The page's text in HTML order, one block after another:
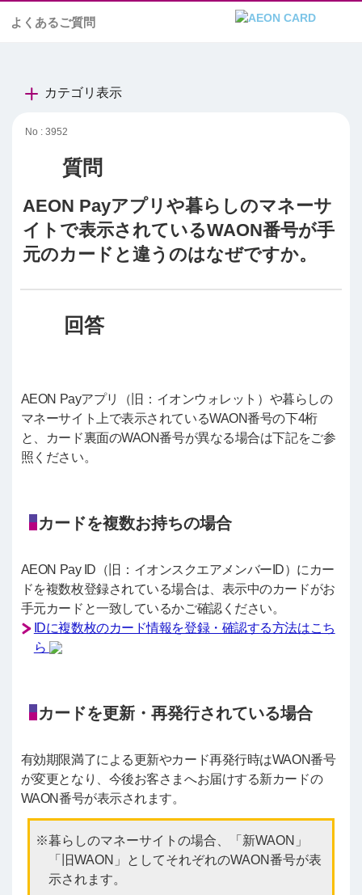
よくあるご質問
カテゴリ表示
No : 3952
AEON Payアプリや暮らしのマネーサ
イトで表示されているWAON番号が手
元のカードと違うのはなぜですか。
AEON Payアプリ（旧：イオンウォレット）や暮らしの
マネーサイト上で表示されているWAON番号の下4桁
と、カード裏面のWAON番号が異なる場合は下記をご参
照ください。
カードを複数お持ちの場合
AEON Pay ID（旧：イオンスクエアメンバーID）にカー
ドを複数枚登録されている場合は、表示中のカードがお
手元カードと一致しているかご確認ください。
IDに複数枚のカード情報を登録・確認する方法はこち
ら
カードを更新・再発行されている場合
有効期限満了による更新やカード再発行時はWAON番号
が変更となり、今後お客さまへお届けする新カードの
WAON番号が表示されます。
暮らしのマネーサイトの場合、「新WAON」
「旧WAON」としてそれぞれのWAON番号が表
示されます。